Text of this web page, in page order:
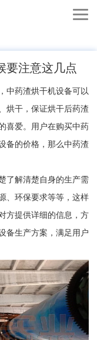
要注意这几点
药渣烘干机设备可以
烘干，保证烘干后药渣
喜爱。用户在购买中药
备的价格，那么中药渣
解清楚自身的生产需
、环保要求等等，这样
方提供详细的信息，方
备生产方案，满足用户